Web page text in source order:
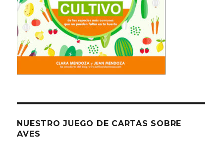
NUESTRO JUEGO DE CARTAS SOBRE
AVES